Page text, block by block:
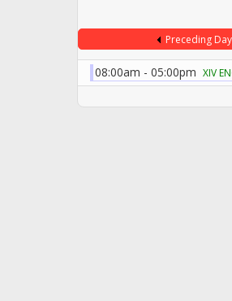
Preceding Day
08:00am - 05:00pm XIV